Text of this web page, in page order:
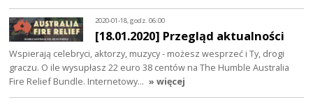
2020-01-18, godz. 06:00
[18.01.2020] Przegląd aktualności
Wspierają celebryci, aktorzy, muzycy - możesz wesprzeć i Ty, drogi
graczu. O ile wysupłasz 22 euro 38 centów na The Humble Australia
Fire Relief Bundle. Internetowy… » więcej